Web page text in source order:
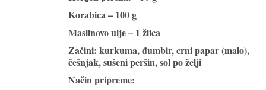
Korabica – 100 g
Maslinovo ulje – 1 žlica
Začini: kurkuma, đumbir, crni papar (malo),
češnjak, sušeni peršin, sol po želji
Način pripreme: